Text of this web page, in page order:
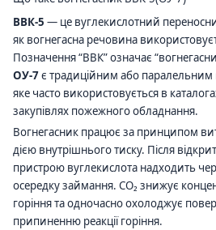
ВВК-5 — це вуглекислотний
як вогнегасна речовина
Позначення “ВВК” означає
ОУ-7є традиційним або паралельним
яке часто використовується в
закупівлях пожежного обладнання.
Вогнегасник працює за принципом
дією внутрішнього тиску. Після
пристрою вуглекислота надходить
осередку займання. CO₂ знижує
горіння та одночасно охолоджує
припиненню реакції горіння.